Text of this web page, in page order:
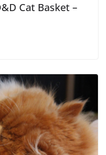
Cat Basket –